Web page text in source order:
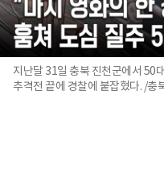
지난달 31일 충북 진천군에서 50
추격전 끝에 경찰에 붙잡혔다. /충